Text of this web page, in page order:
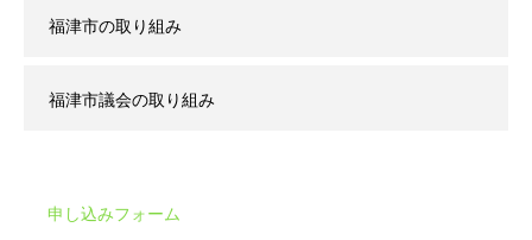
福津市の取り組み
福津市議会の取り組み
申し込みフォーム